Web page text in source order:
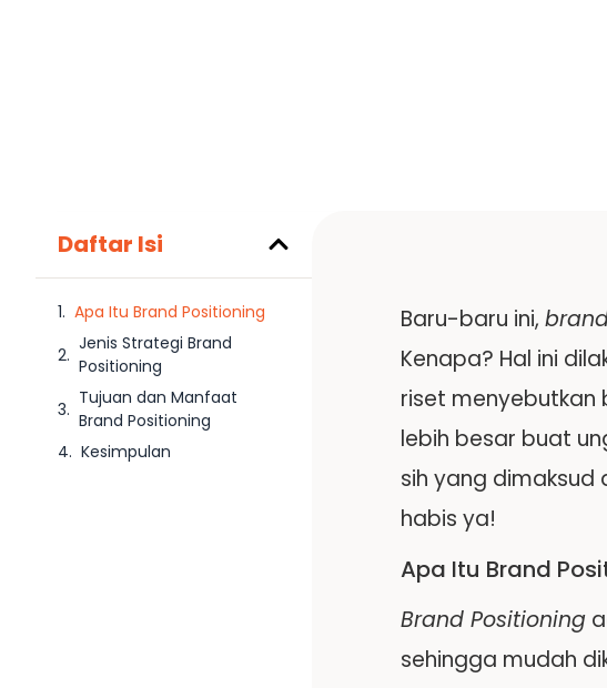
Daftar Isi
Apa Itu Brand Positioning
Jenis Strategi Brand
Positioning
Tujuan dan Manfaat
Brand Positioning
Kesimpulan
Baru-baru ini,
Kenapa? Hal ini
riset menyebutkan
lebih besar buat
sih yang dimaksud
habis ya!
Apa Itu Brand
Brand Positioning
sehingga mudah